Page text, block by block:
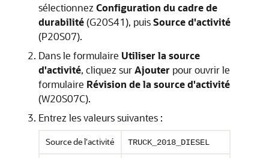
sélectionnez Configuration du cadre de
durabilité(G20S41), puisSource d'activité
(P20S07).
Dans le formulaire Utiliser la source
d'activité, cliquez surAjouter pour ouvrir le
formulaire Révision de la source d'activité
(W20S07C).
Entrez les valeurs suivantes :
Source de l'activité TRUCK_2018_DIESEL